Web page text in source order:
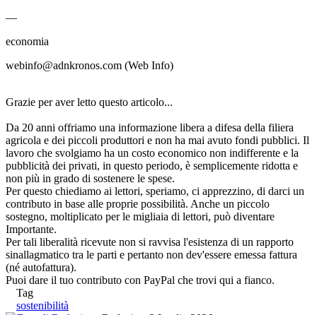
—
economia
webinfo@adnkronos.com (Web Info)
Grazie per aver letto questo articolo...
Da 20 anni offriamo una informazione libera a difesa della filiera
agricola e dei piccoli produttori e non ha mai avuto fondi pubblici. Il
lavoro che svolgiamo ha un costo economico non indifferente e la
pubblicità dei privati, in questo periodo, è semplicemente ridotta e
non più in grado di sostenere le spese.
Per questo chiediamo ai lettori, speriamo, ci apprezzino, di darci un
contributo in base alle proprie possibilità. Anche un piccolo
sostegno, moltiplicato per le migliaia di lettori, può diventare
Importante.
Per tali liberalità ricevute non si ravvisa l'esistenza di un rapporto
sinallagmatico tra le parti e pertanto non dev'essere emessa fattura
(né autofattura).
Puoi dare il tuo contributo con PayPal che trovi qui a fianco.
Tag
sostenibilità